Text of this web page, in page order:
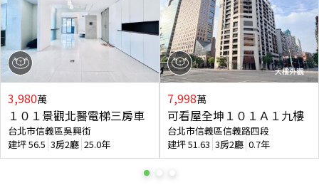
3,980萬
１０１景觀北醫電梯三房車
台北市信義區吳興街
建坪56.5 3房2廳 25.0年
7,998萬
可看屋全坤１０１Ａ１九樓
台北市信義區信義路四段
建坪51.63 3房2廳 0.7年